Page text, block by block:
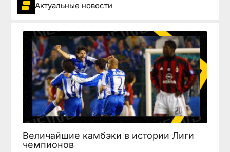
Актуальные новости
Величайшие камбэки в истории Лиги
чемпионов